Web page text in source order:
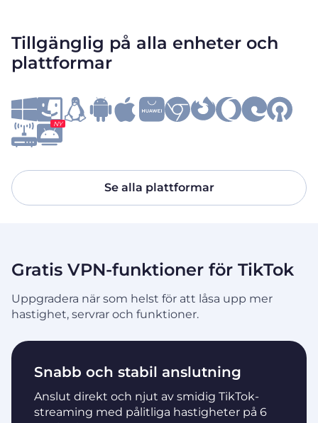
Tillgänglig på alla enheter och
plattformar
NY
Se alla plattformar
Gratis VPN-funktioner för TikTok
Uppgradera när som helst för att låsa upp mer
hastighet, servrar och funktioner.
Snabb och stabil anslutning
Anslut direkt och njut av smidig TikTok-
streaming med pålitliga hastigheter på 6